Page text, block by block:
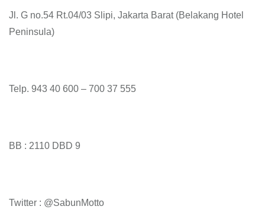
Jl. G no.54 Rt.04/03 Slipi, Jakarta Barat (Belakang Hotel
Peninsula)
Telp. 943 40 600 – 700 37 555
BB : 2110 DBD 9
Twitter : @SabunMotto